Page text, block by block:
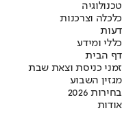
טכנולוגיה
כלכלה וצרכנות
דעות
כללי ומידע
דף הבית
זמני כניסת וצאת שבת
מגזין השבוע
בחירות 2026
אודות